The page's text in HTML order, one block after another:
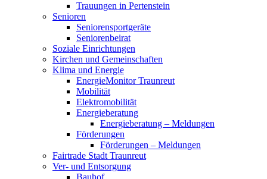
Trauungen in Pertenstein
Senioren
Seniorensportgeräte
Seniorenbeirat
Soziale Einrichtungen
Kirchen und Gemeinschaften
Klima und Energie
EnergieMonitor Traunreut
Mobilität
Elektromobilität
Energieberatung
Energieberatung – Meldungen
Förderungen
Förderungen – Meldungen
Fairtrade Stadt Traunreut
Ver- und Entsorgung
Bauhof